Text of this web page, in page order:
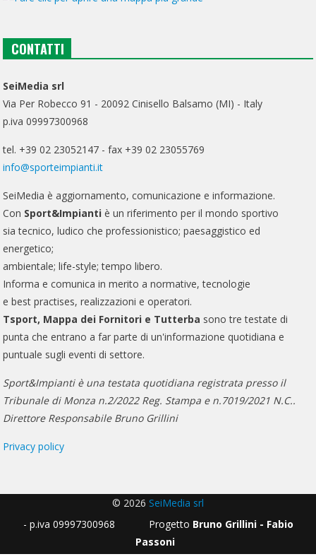
CONTATTI
SeiMedia srl
Via Per Robecco 91 - 20092 Cinisello Balsamo (MI) - Italy
p.iva 09997300968
tel. +39 02 23052147 - fax +39 02 23055769
info@sporteimpianti.it
SeiMedia è aggiornamento, comunicazione e informazione.
Con Sport&Impianti è un riferimento per il mondo sportivo
sia tecnico, ludico che professionistico; paesaggistico ed
energetico;
ambientale; life-style; tempo libero.
Informa e comunica in merito a normative, tecnologie
e best practises, realizzazioni e operatori.
Tsport, Mappa dei Fornitori e Tutterba sono tre testate di
punta che entrano a far parte di un'informazione quotidiana e
puntuale sugli eventi di settore.
Sport&Impianti è una testata quotidiana registrata presso il
Tribunale di Monza n.2/2022 Reg. Stampa e n.7019/2021 N.C..
Direttore Responsabile Bruno Grillini
Privacy policy
© 2026 SeiMedia srl
- p.iva 09997300968 Progetto Bruno Grillini - Fabio
Passoni